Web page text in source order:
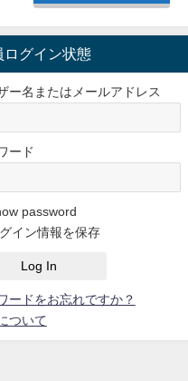
ログイン状態
ー名またはメールアドレス
ード
password
イン情報を保存
ードをお忘れですか？
ついて